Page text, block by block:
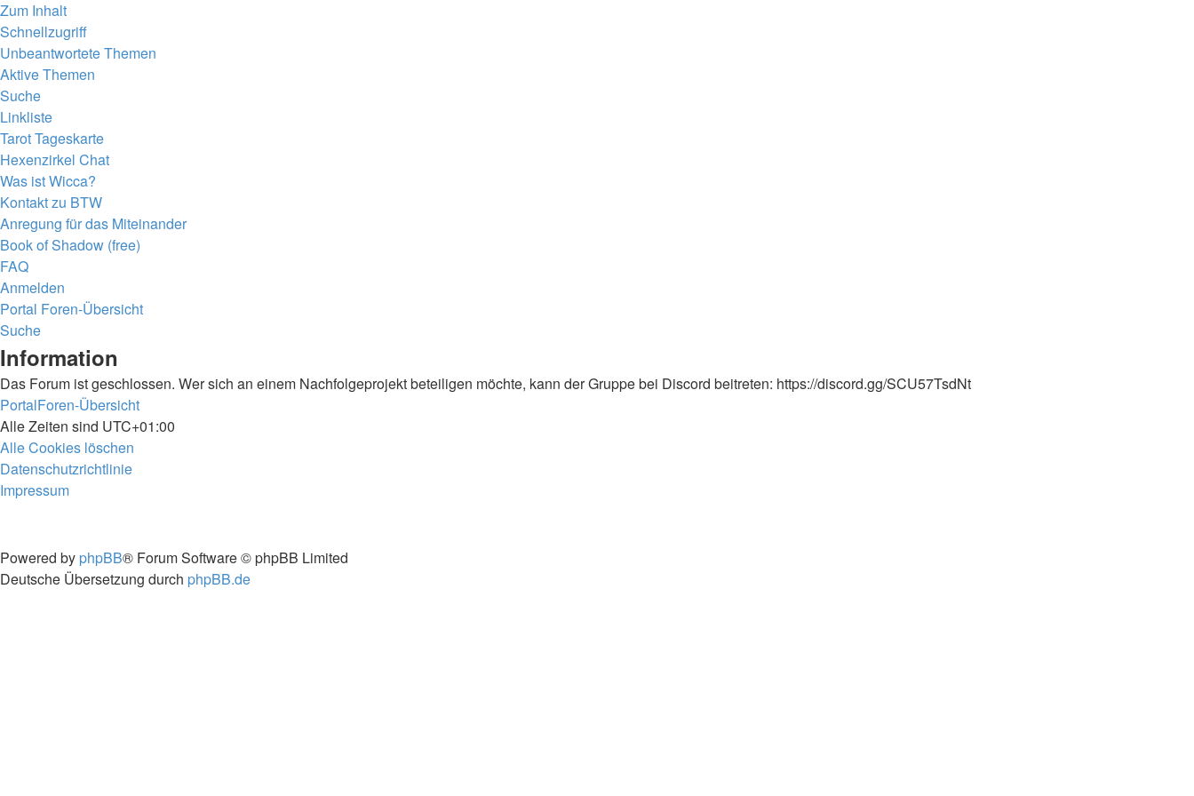
Zum Inhalt
Schnellzugriff
Unbeantwortete Themen
Aktive Themen
Suche
Linkliste
Tarot Tageskarte
Hexenzirkel Chat
Was ist Wicca?
Kontakt zu BTW
Anregung für das Miteinander
Book of Shadow (free)
FAQ
Anmelden
Portal Foren-Übersicht
Suche
Information
Das Forum ist geschlossen. Wer sich an einem Nachfolgeprojekt beteiligen möchte, kann der Gruppe bei Discord beitreten: https://discord.gg/SCU57TsdNt
PortalForen-Übersicht
Alle Zeiten sind UTC+01:00
Alle Cookies löschen
Datenschutzrichtlinie
Impressum
Powered by phpBB® Forum Software © phpBB Limited
Deutsche Übersetzung durch phpBB.de